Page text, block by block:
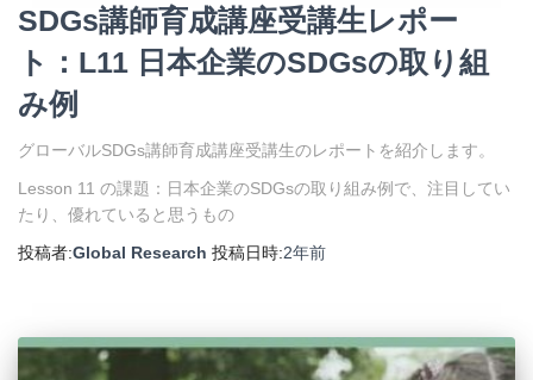
SDGs講師育成講座受講生レポー
ト：L11 日本企業のSDGsの取り組
み例
グローバルSDGs講師育成講座受講生のレポートを紹介します。
Lesson 11 の課題：日本企業のSDGsの取り組み例で、注目してい
たり、優れていると思うもの
投稿者:Global Research 投稿日時:2年前